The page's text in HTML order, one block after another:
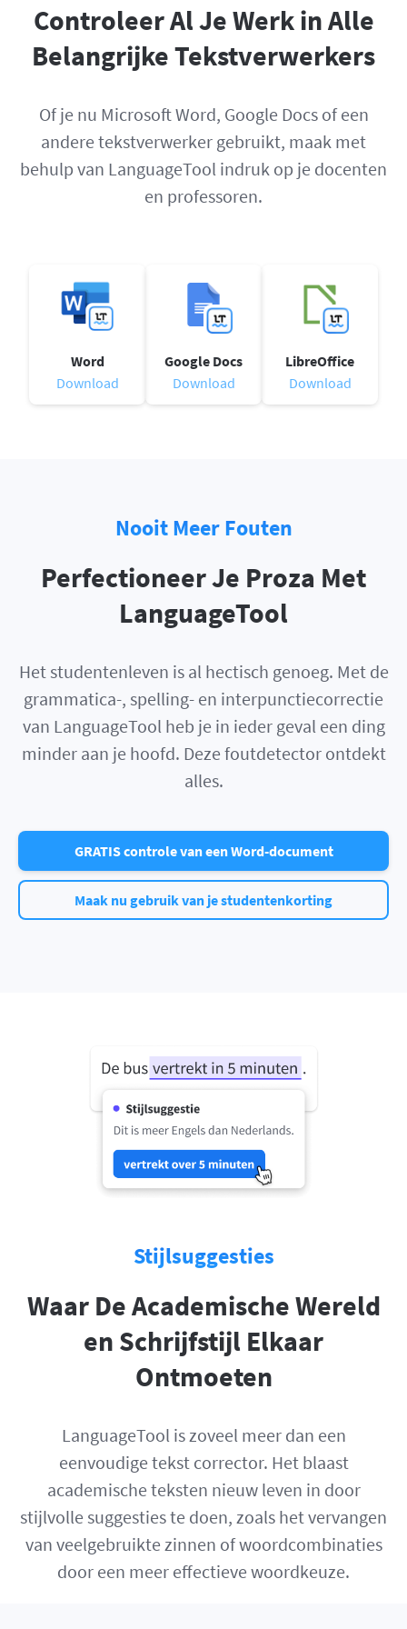
Controleer Al Je Werk in Alle
Belangrijke Tekstverwerkers
Of je nu Microsoft Word, Google Docs of een
andere tekstverwerker gebruikt, maak met
behulp van LanguageTool indruk op je docenten
en professoren.
Word
Download
Google Docs
Download
LibreOffice
Download
Nooit Meer Fouten
Perfectioneer Je Proza Met
LanguageTool
Het studentenleven is al hectisch genoeg. Met de
grammatica-, spelling- en interpunctiecorrectie
van LanguageTool heb je in ieder geval een ding
minder aan je hoofd. Deze foutdetector ontdekt
alles.
GRATIS controle van een Word-document
Maak nu gebruik van je studentenkorting
Stijlsuggesties
Waar De Academische Wereld
en Schrijfstijl Elkaar
Ontmoeten
LanguageTool is zoveel meer dan een
eenvoudige tekst corrector. Het blaast
academische teksten nieuw leven in door
stijlvolle suggesties te doen, zoals het vervangen
van veelgebruikte zinnen of woordcombinaties
door een meer effectieve woordkeuze.